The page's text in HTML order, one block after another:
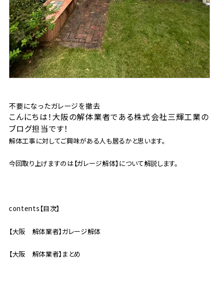
不要になったガレージを撤去
こんにちは！大阪の解体業者である株式会社三輝工業の
ブログ担当です！
解体工事に対してご興味がある人も居るかと思います。
今回取り上げますのは【ガレージ解体】について解説します。
contents【目次】
【大阪 解体業者】ガレージ解体
【大阪 解体業者】まとめ